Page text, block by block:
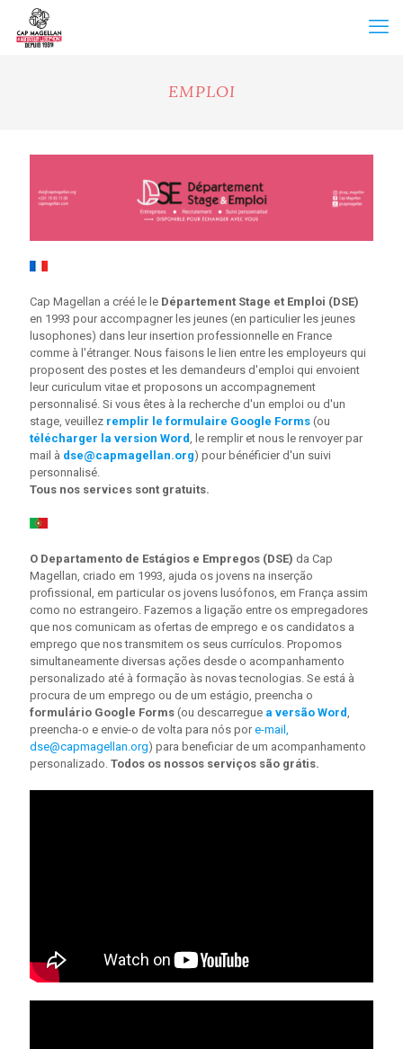
EMPLOI
Cap Magellan a créé le le Département Stage et Emploi (DSE)
en 1993 pour accompagner les jeunes (en particulier les jeunes
lusophones) dans leur insertion professionnelle en France
comme à l'étranger. Nous faisons le lien entre les employeurs qui
proposent des postes et les demandeurs d'emploi qui envoient
leur curiculum vitae et proposons un accompagnement
personnalisé. Si vous êtes à la recherche d'un emploi ou d'un
stage, veuillez remplir le formulaire Google Forms (ou
télécharger la version Word , le remplir et nous le renvoyer par
mail à dse@capmagellan.org) pour bénéficier d'un suivi
personnalisé.
Tous nos services sont gratuits.
O Departamento de Estágios e Empregos (DSE) da Cap
Magellan, criado em 1993, ajuda os jovens na inserção
profissional, em particular os jovens lusófonos, em França assim
como no estrangeiro. Fazemos a ligação entre os empregadores
que nos comunicam as ofertas de emprego e os candidatos a
emprego que nos transmitem os seus currículos. Propomos
simultaneamente diversas ações desde o acompanhamento
personalizado até à formação às novas tecnologias. Se está à
procura de um emprego ou de um estágio, preencha o
formulário Google Forms (ou descarregue a versão Word
preencha-o e envie-o de volta para nós pore-mail,
dse@capmagellan.org) para beneficiar de um acompanhamento
personalizado. Todos os nossos serviços são grátis.